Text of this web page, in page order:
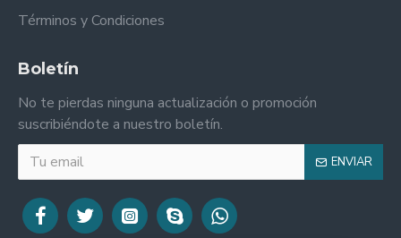
Términos y Condiciones
Boletín
No te pierdas ninguna actualización o promoción
suscribiéndote a nuestro boletín.
ENVIAR